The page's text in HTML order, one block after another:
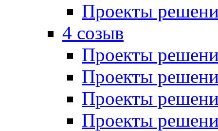
Проекты
4 созыв
Проекты
Проекты
Проекты
Проекты